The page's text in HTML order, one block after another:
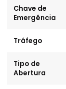
Chave de
Emergência
Tráfego
Tipo de
Abertura